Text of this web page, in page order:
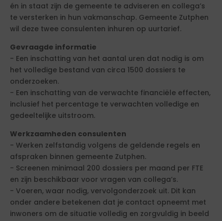
én in staat zijn de gemeente te adviseren en collega’s
te versterken in hun vakmanschap. Gemeente Zutphen
wil deze twee consulenten inhuren op uurtarief.
Gevraagde informatie
- Een inschatting van het aantal uren dat nodig is om
het volledige bestand van circa 1500 dossiers te
onderzoeken.
- Een inschatting van de verwachte financiële effecten,
inclusief het percentage te verwachten volledige en
gedeeltelijke uitstroom.
Werkzaamheden consulenten
- Werken zelfstandig volgens de geldende regels en
afspraken binnen gemeente Zutphen.
- Screenen minimaal 200 dossiers per maand per FTE
en zijn beschikbaar voor vragen van collega’s.
- Voeren, waar nodig, vervolgonderzoek uit. Dit kan
onder andere betekenen dat je contact opneemt met
inwoners om de situatie volledig en zorgvuldig in beeld